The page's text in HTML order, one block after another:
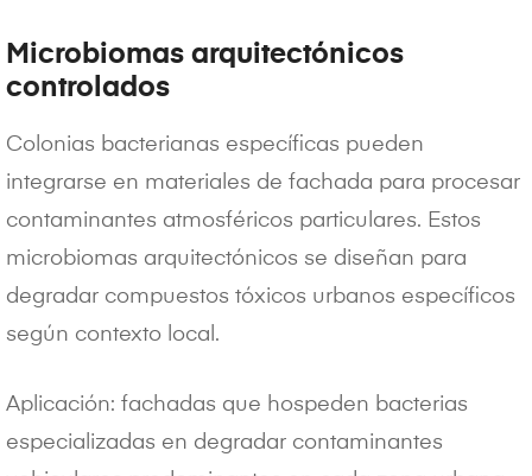
Microbiomas arquitectónicos
controlados
Colonias bacterianas específicas pueden
integrarse en materiales de fachada para procesar
contaminantes atmosféricos particulares. Estos
microbiomas arquitectónicos se diseñan para
degradar compuestos tóxicos urbanos específicos
según contexto local.
Aplicación: fachadas que hospeden bacterias
especializadas en degradar contaminantes